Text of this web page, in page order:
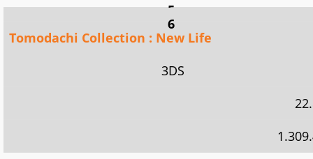
5
Mario & Luigi : Dream Team Bros.
6
Tomodachi Collection : New Life
3DS